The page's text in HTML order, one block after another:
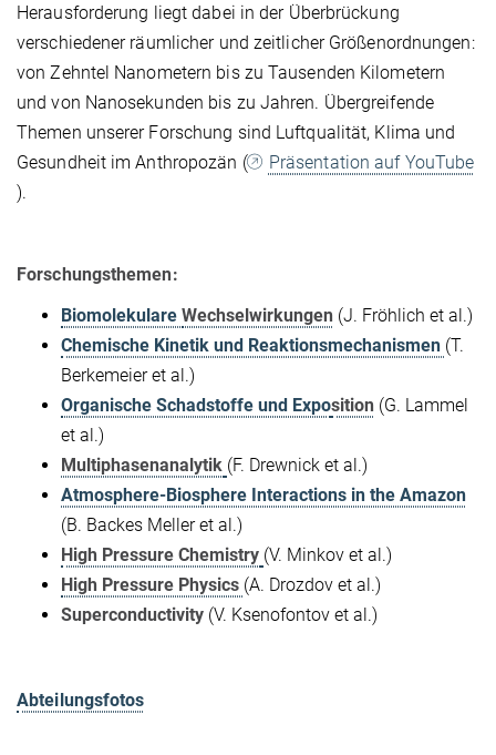
Herausforderung liegt dabei in der Überbrückung
verschiedener räumlicher und zeitlicher Größenordnungen:
von Zehntel Nanometern bis zu Tausenden Kilometern
und von Nanosekunden bis zu Jahren. Übergreifende
Themen unserer Forschung sind Luftqualität, Klima und
Gesundheit im Anthropozän (
Präsentation auf YouTube
).
Forschungsthemen:
Biomolekulare Wechselwirkungen (J. Fröhlich et al.)
Chemische Kinetik und Reaktionsmechanismen (T.
Berkemeier et al.)
Organische Schadstoffe und Exposition (G. Lammel
et al.)
Multiphasenanalytik (F. Drewnick et al.)
Atmosphere-Biosphere Interactions in the Amazon
(B. Backes Meller et al.)
High Pressure Chemistry (V. Minkov et al.)
High Pressure Physics (A. Drozdov et al.)
Superconductivity (V. Ksenofontov et al.)
Abteilungsfotos